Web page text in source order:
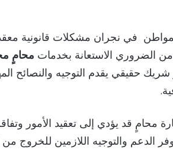
في نجران مشكلات قانونية
من الضروري الاستعانة بخدمات محامٍ
حقيقي يقدم التوجيه والنصائح
محامٍ قد يؤدي إلى تعقيد الأمور
الدعم والتوجيه اللازمين للخروج من